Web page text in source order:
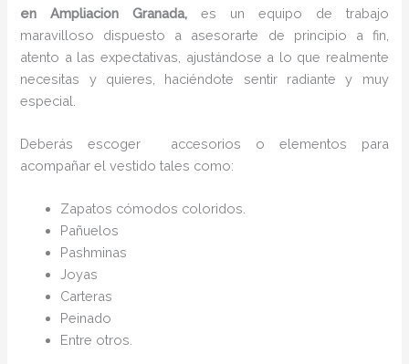
en Ampliacion Granada, es un equipo de trabajo
maravilloso dispuesto a asesorarte de principio a fin,
atento a las expectativas, ajustándose a lo que realmente
necesitas y quieres, haciéndote sentir radiante y muy
especial.
Deberás escoger accesorios o elementos para
acompañar el vestido tales como:
Zapatos cómodos coloridos.
Pañuelos
Pashminas
Joyas
Carteras
Peinado
Entre otros.